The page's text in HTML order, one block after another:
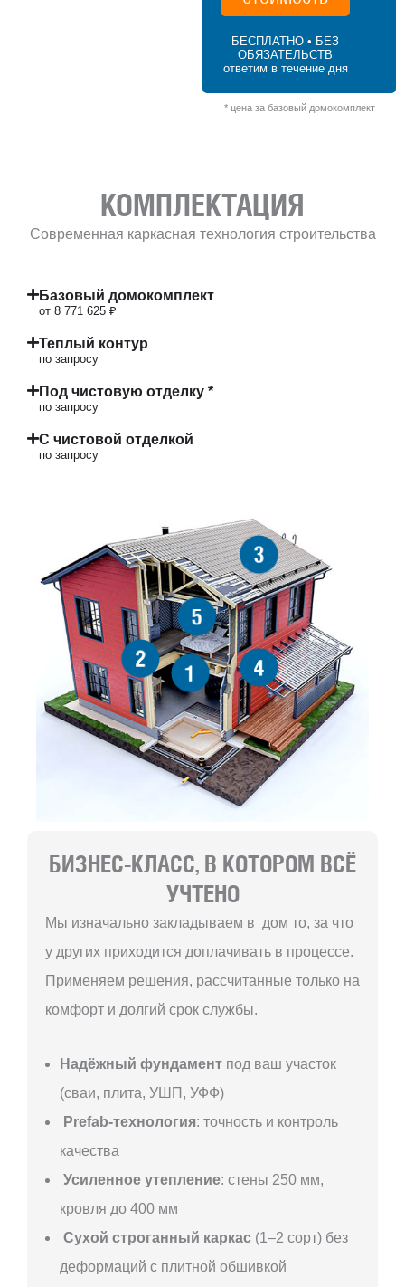
БЕСПЛАТНО • БЕЗ
ОБЯЗАТЕЛЬСТВ
ответим в течение дня
* цена за базовый домокомплект
КОМПЛЕКТАЦИЯ
Современная каркасная технология строительства
Базовый домокомплект
от 8 771 625 ₽
Теплый контур
по запросу
Под чистовую отделку *
по запросу
С чистовой отделкой
по запросу
1
2
3
4
5
БИЗНЕС-КЛАСС, В КОТОРОМ ВСЁ
УЧТЕНО
Мы изначально закладываем в дом то, за что
у других приходится доплачивать в процессе.
Применяем решения, рассчитанные только на
комфорт и долгий срок службы.
Надёжный фундамент под ваш участок
(сваи, плита, УШП, УФФ)
Prefab-технология: точность и контроль
качества
Усиленное утепление: стены 250 мм,
кровля до 400 мм
Сухой строганный каркас (1–2 сорт) без
деформаций с плитной обшивкой